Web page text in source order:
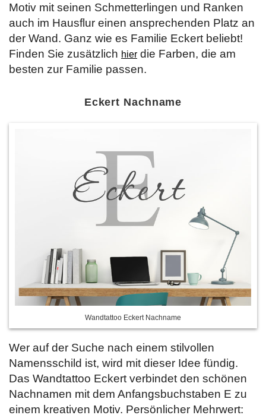
Motiv mit seinen Schmetterlingen und Ranken
auch im Hausflur einen ansprechenden Platz an
der Wand. Ganz wie es Familie Eckert beliebt!
Finden Sie zusätzlich hier die Farben, die am
besten zur Familie passen.
Eckert Nachname
Wandtattoo Eckert Nachname
Wer auf der Suche nach einem stilvollen
Namensschild ist, wird mit dieser Idee fündig.
Das Wandtattoo Eckert verbindet den schönen
Nachnamen mit dem Anfangsbuchstaben E zu
einem kreativen Motiv. Persönlicher Mehrwert: